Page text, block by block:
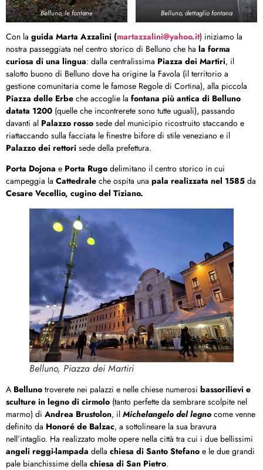
Belluno, le fontane Belluno, dettaglio fontana
Con la guida Marta Azzalini (martazzalini@yahoo.it) iniziamo la
nostra passeggiata nel centro storico di Belluno che ha la forma
curiosa di una lingua: dalla centralissima Piazza dei Martiri, il
salotto buono di Belluno dove ha origine la Favola (il territorio a
gestione comunitaria come le famose Regole di Cortina), alla piccola
Piazza delle Erbe che accoglie la fontana più antica di Belluno
datata 1200 (quelle che incontrerete sono tutte uguali), passando
davanti al Palazzo rosso sede del municipio ricostruito staccando e
riattaccando sulla facciata le finestre bifore di stile veneziano e il
Palazzo dei rettori sede della prefettura.
Porta Dojona e Porta Rugo delimitano il centro storico in cui
campeggia la Cattedrale che ospita una pala realizzata nel 1585 da
Cesare Vecellio, cugino del Tiziano.
Belluno, Piazza dei Martiri
A Belluno troverete nei palazzi e nelle chiese numerosi bassorilievi e
sculture in legno di cirmolo (tanto perfette da sembrare scolpite nel
marmo) di Andrea Brustolon, il Michelangelo del legno come venne
definito da Honoré de Balzac, a sottolineare la sua bravura
nell’intaglio. Ha realizzato molte opere nella città tra cui i due bellissimi
angeli reggi-lampada della chiesa di Santo Stefano e le due grandi
pale bianchissime della chiesa di San Pietro.